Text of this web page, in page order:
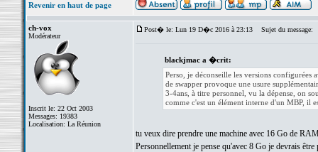
Revenir en haut de page
ch-vox
Modérateur
Inscrit le: 22 Oct 2003
Messages: 19383
Localisation: La Réunion
Post� le: Lun 19 D�c 2016 à 23:13 Sujet du message:
blackjmac a �crit:
Perso, je déconseille les versions
de swapper provoque une usure
3-4ans, à titre personnel, vu la dépense, on
comme c'est un élément interne d'un MBP, il
tu veux dire prendre une machine avec 16 Go de
Personnellement je pense qu'avec 8 Go je devrais